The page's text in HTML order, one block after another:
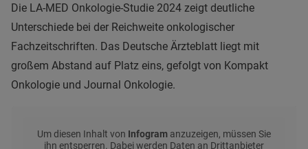
Die LA-MED Onkologie-Studie 2024 zeigt deutliche
Unterschiede bei der Reichweite onkologischer
Fachzeitschriften. Das Deutsche Ärzteblatt liegt mit
großem Abstand auf Platz eins, gefolgt von Kompakt
Onkologie und Journal Onkologie.
Um diesen Inhalt von Infogram anzuzeigen, müssen Sie
ihn entsperren. Dabei werden Daten an Drittanbieter